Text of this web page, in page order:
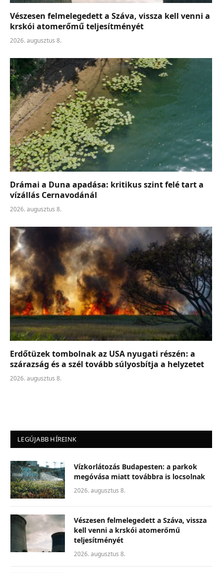
Vészesen felmelegedett a Száva, vissza kell venni a
krskói atomerőmű teljesítményét
2026. augusztus 8.
Drámai a Duna apadása: kritikus szint felé tart a
vízállás Cernavodánál
2026. augusztus 8.
Erdőtüzek tombolnak az USA nyugati részén: a
szárazság és a szél tovább súlyosbítja a helyzetet
2026. augusztus 8.
LEGÚJABB HÍREINK
Vízkorlátozás Budapesten: a parkok
megóvása miatt továbbra is locsolnak
2026. augusztus 8.
Vészesen felmelegedett a Száva, vissza
kell venni a krskói atomerőmű
teljesítményét
2026. augusztus 8.